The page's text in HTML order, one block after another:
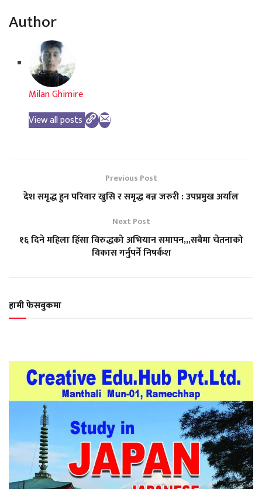
Author
Milan Ghimire
View all posts
Previous Post
देश समृद्ध हुन परिवार खुसि र समृद्ध बन्न जरुरी : उपप्रमुख अर्याल
Next Post
१६ दिने महिला हिंसा विरुद्धको अभियान समापन,,,सबैमा चेतनाको
विकास गर्नुपर्ने निषर्कश
हामी फेसबुकमा